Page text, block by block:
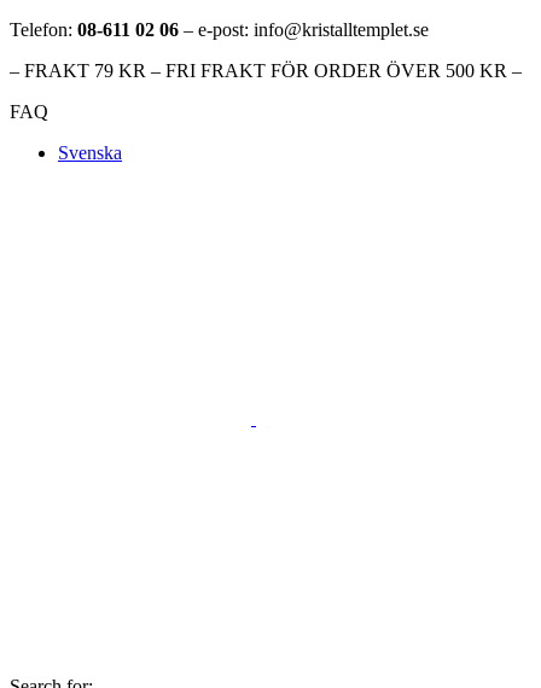
Telefon: 08-611 02 06 – e-post: info@kristalltemplet.se
– FRAKT 79 KR – FRI FRAKT FÖR ORDER ÖVER 500 KR –
FAQ
Svenska